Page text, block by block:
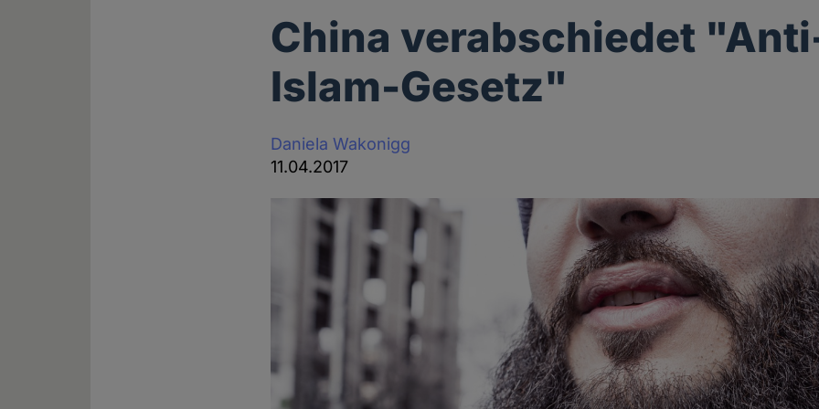
China verabschiedet
Islam-Gesetz"
Daniela Wakonigg
11.04.2017